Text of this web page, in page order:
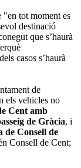
"en tot moment es
destinació
que s’haurà
casos s’haurà
de
els vehicles no
Cent amb
de Gràcia, i
de Consell de
Consell de Cent;